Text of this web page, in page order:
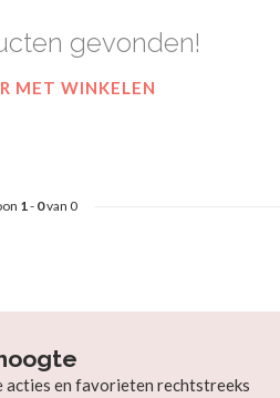
gevonden!
MET WINKELEN
1- 0van 0
acties en favorieten rechtstreeks